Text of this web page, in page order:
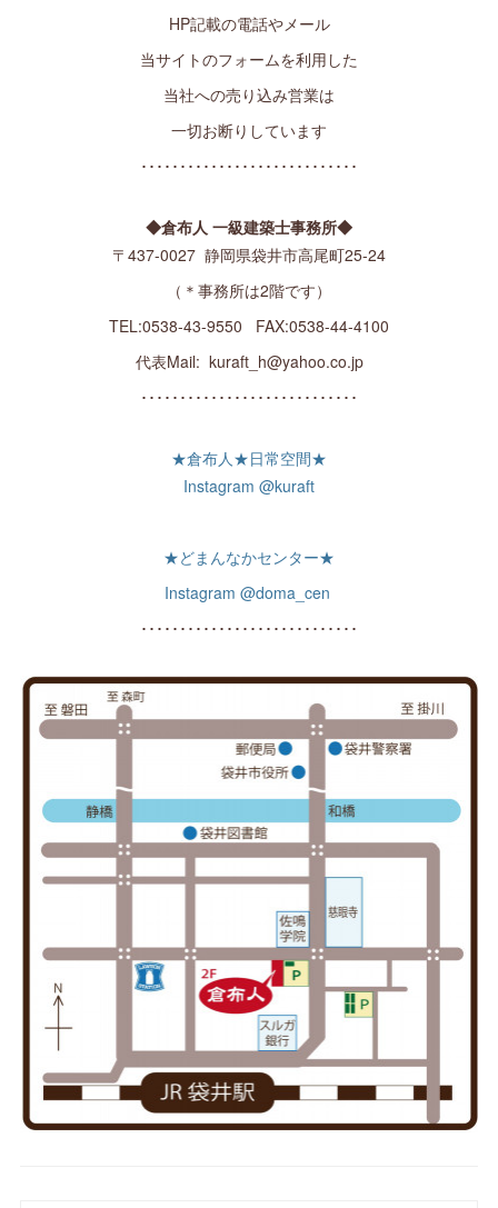
HP記載の電話やメール
当サイトのフォームを利用した
当社への売り込み営業は
一切お断りしています
････････････････････････････
◆倉布人 一級建築士事務所◆
〒437-0027 静岡県袋井市高尾町25-24
（＊事務所は2階です）
TEL:0538-43-9550 FAX:0538-44-4100
代表Mail: kuraft_h@yahoo.co.jp
････････････････････････････
★倉布人★日常空間★
Instagram @kuraft
★どまんなかセンター★
Instagram @doma_cen
････････････････････････････